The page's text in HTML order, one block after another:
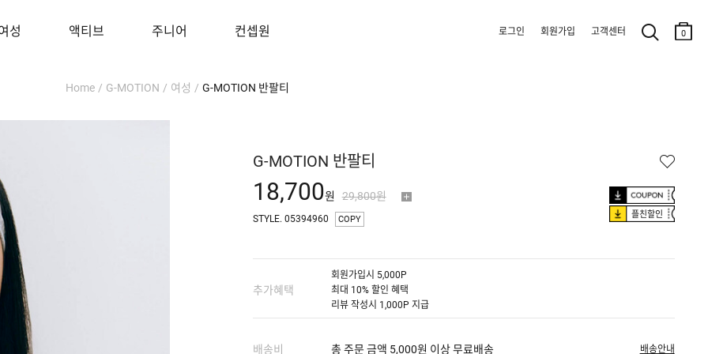
성 액티브 주니어 컨셉원 로그인 회원가입 고객센터 0
Home / G-MOTION / 여성 / G-MOTION 반팔티
G-MOTION 반팔티
18,700원 29,800원
플친할인
STYLE. 05394960 COPY
추가혜택
회원가입시 5,000P
최대 10% 할인 혜택
리뷰 작성시 1,000P 지급
배송비 총 주문 금액 5,000원 이상 무료배송 배송안내